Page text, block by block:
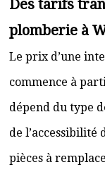
Des tarifs
plomberie à
Le prix d’une
commence à
dépend du type
de l’accessibilité
pièces à